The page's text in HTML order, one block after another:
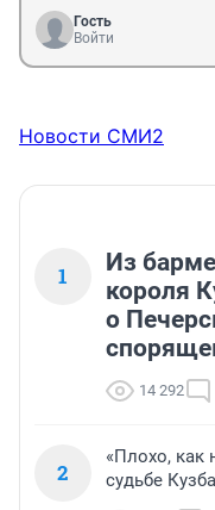
Гость
Войти
Новости СМИ2
1
Из
короля
о
14 292
2
«Плохо, как
судьбе